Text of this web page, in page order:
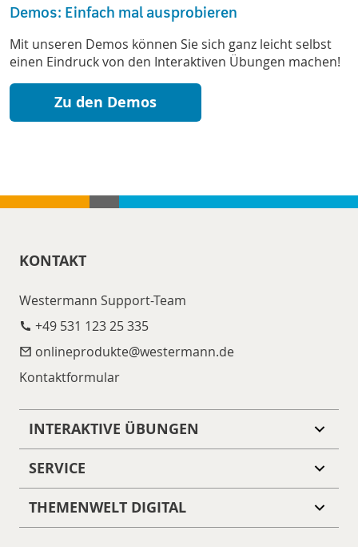
Demos: Einfach mal ausprobieren
Mit unseren Demos können Sie sich ganz leicht selbst
einen Eindruck von den Interaktiven Übungen machen!
Zu den Demos
KONTAKT
Westermann Support-Team
+49 531 123 25 335
onlineprodukte@​westermann.de
Kontaktformular
INTERAKTIVE ÜBUNGEN
SERVICE
THEMENWELT DIGITAL